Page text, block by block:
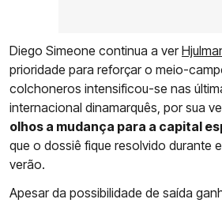
Diego Simeone continua a ver
prioridade para reforçar o meio-
colchoneros intensificou-se nas
internacional dinamarquês, por sua
olhos a mudança para a capital
que o dossiê fique resolvido durante
verão.
Apesar da possibilidade de saída